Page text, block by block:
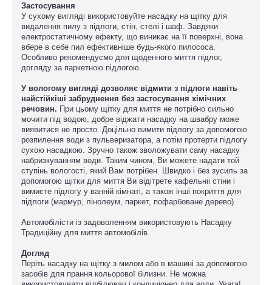
Застосування
У сухому вигляді використовуйте насадку на щітку для
видалення пилу з підлоги, стін, стелі і шаф. Завдяки
електростатичному ефекту, що виникає на її поверхні, вона
вбере в себе пил ефективніше будь-якого пилососа.
Особливо рекомендуємо для щоденного миття підлог,
догляду за паркетною підлогою.
У вологому вигляді дозволяє відмити з підлоги навіть
найстійкіші забруднення без застосування хімічних
речовин. При цьому щітку для миття не потрібно сильно
мочити під водою, добре віджати насадку на швабру може
виявитися не просто. Доцільно вимити підлогу за допомогою
розпилення води з пульверизатора, а потім протерти підлогу
сухою насадкою. Зручно також зволожувати саму насадку
набризкуванням води. Таким чином, Ви можете надати той
ступінь вологості, який Вам потрібен. Швидко і без зусиль за
допомогою щітки для миття Ви відітрете кафельніі стіни і
вимиєте підлогу у ванній кімнаті, а також інші покриття для
підлоги (мармур, лінолеум, паркет, пофарбоване дерево).
Автомобілісти із задоволенням використовують Насадку
Традиційну для миття автомобілів.
Догляд
Періть насадку на щітку з милом або в машині за допомогою
засобів для прання кольорової білизни. Не можна